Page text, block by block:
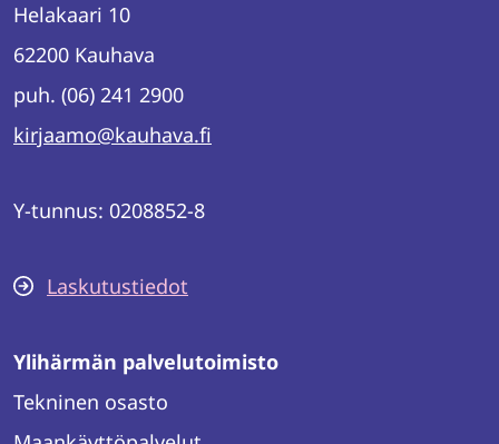
Helakaari 10
62200 Kauhava
puh. (06) 241 2900
kirjaamo@kauhava.fi
Y-tunnus: 0208852-8
Laskutustiedot
Ylihärmän palvelutoimisto
Tekninen osasto